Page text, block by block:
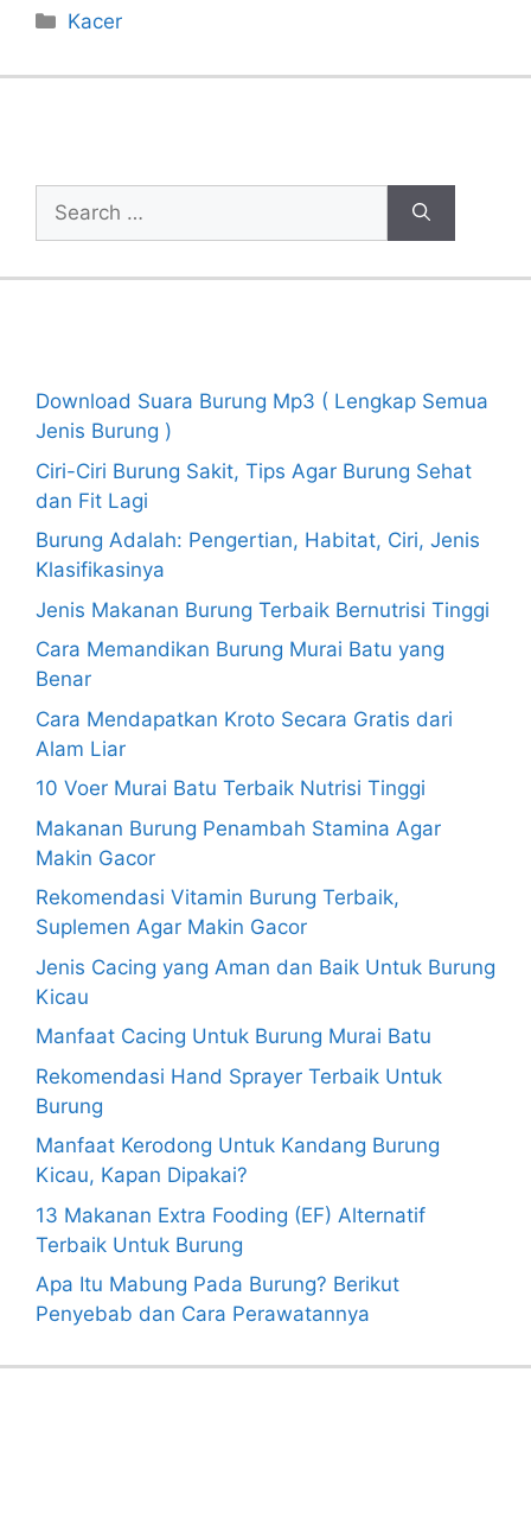
Categories
Kacer
Search
for:
Download Suara Burung Mp3 ( Lengkap Semua
Jenis Burung )
Ciri-Ciri Burung Sakit, Tips Agar Burung Sehat
dan Fit Lagi
Burung Adalah: Pengertian, Habitat, Ciri, Jenis
Klasifikasinya
Jenis Makanan Burung Terbaik Bernutrisi Tinggi
Cara Memandikan Burung Murai Batu yang
Benar
Cara Mendapatkan Kroto Secara Gratis dari
Alam Liar
10 Voer Murai Batu Terbaik Nutrisi Tinggi
Makanan Burung Penambah Stamina Agar
Makin Gacor
Rekomendasi Vitamin Burung Terbaik,
Suplemen Agar Makin Gacor
Jenis Cacing yang Aman dan Baik Untuk Burung
Kicau
Manfaat Cacing Untuk Burung Murai Batu
Rekomendasi Hand Sprayer Terbaik Untuk
Burung
Manfaat Kerodong Untuk Kandang Burung
Kicau, Kapan Dipakai?
13 Makanan Extra Fooding (EF) Alternatif
Terbaik Untuk Burung
Apa Itu Mabung Pada Burung? Berikut
Penyebab dan Cara Perawatannya